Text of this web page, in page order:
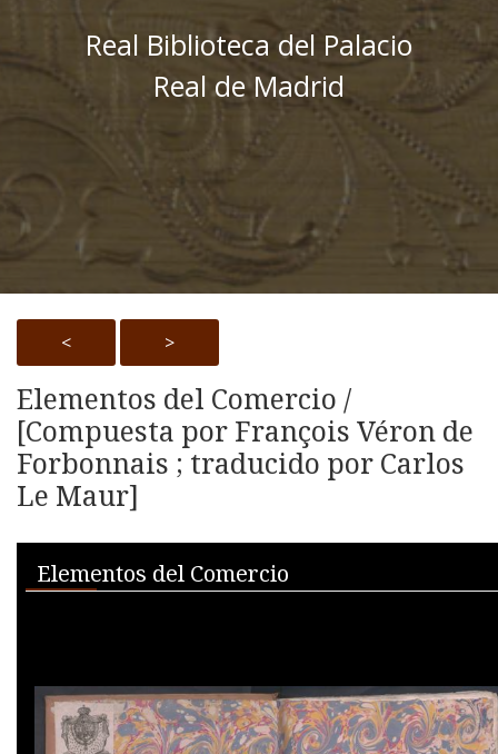
Real Biblioteca del Palacio
Real de Madrid
< >
Elementos del Comercio /
[Compuesta por François Véron de
Forbonnais ; traducido por Carlos
Le Maur]
Media Viewer
Elementos del Comercio